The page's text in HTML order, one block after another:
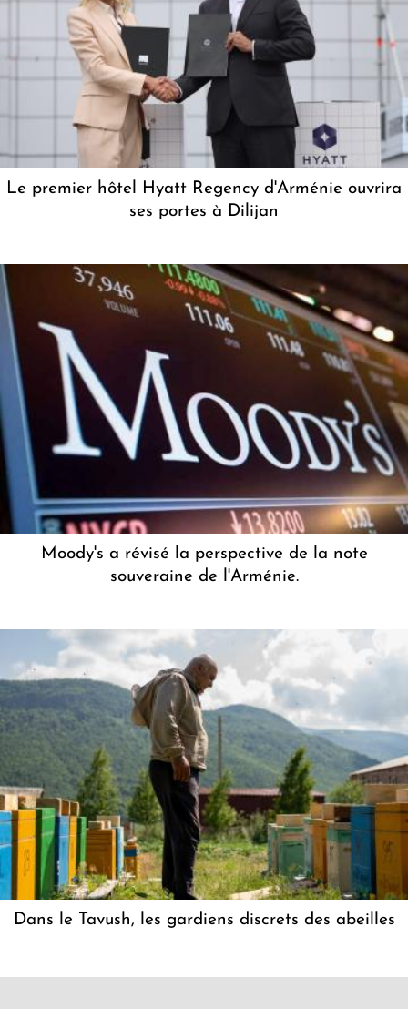
Le premier hôtel Hyatt Regency d'Arménie ouvrira
ses portes à Dilijan
Moody's a révisé la perspective de la note
souveraine de l'Arménie.
Dans le Tavush, les gardiens discrets des abeilles